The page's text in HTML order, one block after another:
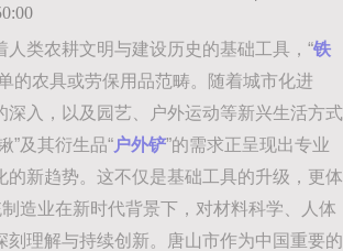
人类农耕文明与建设历史的基础工具，“铁
的农具或劳保用品范畴。随着城市化进
深入，以及园艺、户外运动等新兴生活方式
”及其衍生品“户外铲”的需求正呈现出专业
的新趋势。这不仅是基础工具的升级，更体
制造业在新时代背景下，对材料科学、人体
刻理解与持续创新。唐山市作为中国重要的